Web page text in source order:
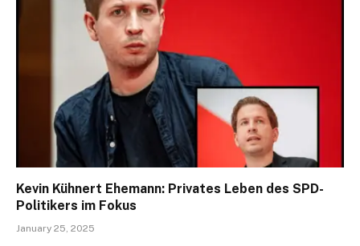
Kevin Kühnert Ehemann: Privates Leben des SPD-
Politikers im Fokus
January 25, 2025